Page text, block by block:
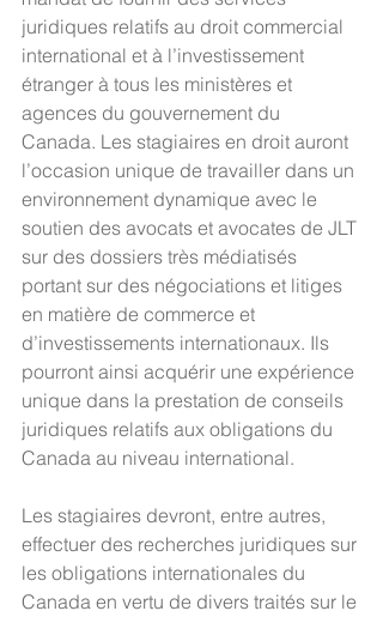
juridiques relatifs au droit commercial
international et à l’investissement
étranger à tous les ministères et
agences du gouvernement du
Canada. Les stagiaires en droit auront
l’occasion unique de travailler dans un
environnement dynamique avec le
soutien des avocats et avocates de JLT
sur des dossiers très médiatisés
portant sur des négociations et litiges
en matière de commerce et
d’investissements internationaux. Ils
pourront ainsi acquérir une expérience
unique dans la prestation de conseils
juridiques relatifs aux obligations du
Canada au niveau international.
Les stagiaires devront, entre autres,
effectuer des recherches juridiques sur
les obligations internationales du
Canada en vertu de divers traités sur le